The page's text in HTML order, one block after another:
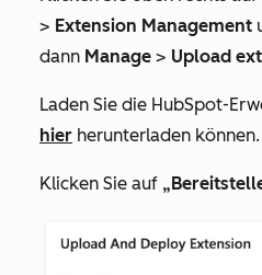
> Extension Management
dann Manage > Upload
Laden Sie die HubSpot-
hier herunterladen können.
Klicken Sie auf